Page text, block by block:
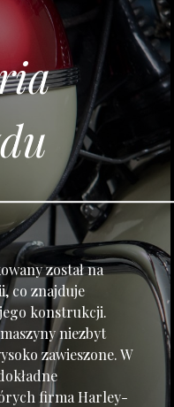
został na
co znajduje
konstrukcji.
niezbyt
zawieszone. W
firma Harley-